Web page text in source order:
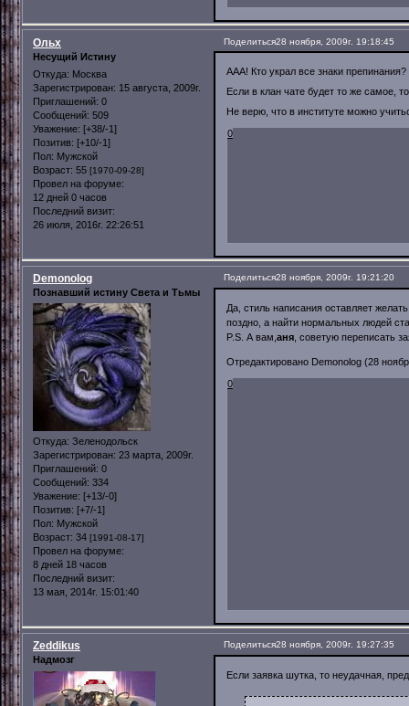
Поделиться28 ноября, 2009г. 19:18:45
Ольх
Несущий Истину
Откуда: Москва
Зарегистрирован: 15 августа, 2009г.
Приглашений: 0
Сообщений: 509
Уважение: [+38/-1]
Позитив: [+10/-1]
Пол: Мужской
Возраст: 55 [1970-09-28]
Провел на форуме:
12 дней 0 часов
Последний визит:
26 июля, 2016г. 22:26:51
ААА! Кто украл все знаки
Если в клан чате будет то же самое,
Не верю, что в институте можно
0
Поделиться28 ноября, 2009г. 19:21:20
Demonolog
Познавший истину Света и Тьмы
Откуда: Зеленодольск
Зарегистрирован: 23 марта, 2009г.
Приглашений: 0
Сообщений: 334
Уважение: [+13/-0]
Позитив: [+7/-1]
Пол: Мужской
Возраст: 34 [1991-08-17]
Провел на форуме:
8 дней 18 часов
Последний визит:
13 мая, 2014г. 15:01:40
Да, стиль написания оставляет
поздно, а найти нормальных людей
P.S. А вам, аня , советую переписать
Отредактировано Demonolog (28
0
Поделиться28 ноября, 2009г. 19:27:35
Zeddikus
Надмозг
Если заявка шутка, то неудачная,